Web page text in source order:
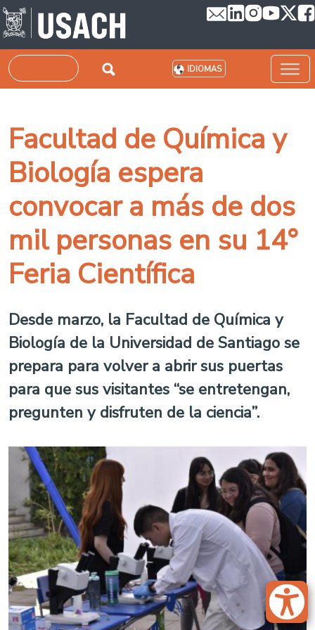
Pasar al contenido principal
Buscar IDIOMAS
Facultad de Química y
Biología espera
convocar a más de dos
mil personas en su 14°
Feria Científica
Desde marzo, la Facultad de Química y
Biología de la Universidad de Santiago se
prepara para volver a abrir sus puertas
para que sus visitantes “se entretengan,
pregunten y disfruten de la ciencia”.